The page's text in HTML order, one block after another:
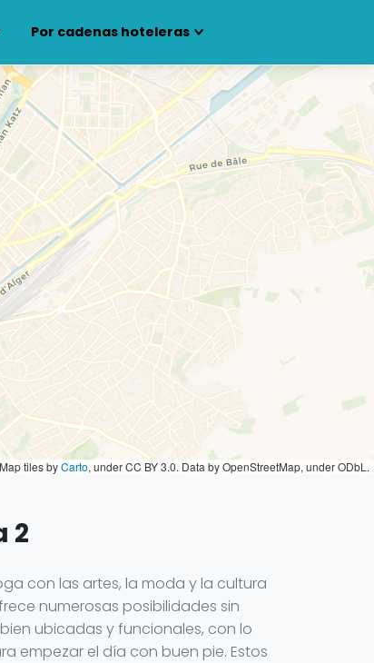
Por cadenas hoteleras
Map tiles byCarto, under CC BY 3.0. Data by OpenStreetMap, under ODbL.
2
con las artes, la moda y la cultura
numerosas posibilidades sin
ubicadas y funcionales, con lo
empezar el día con buen pie. Estos